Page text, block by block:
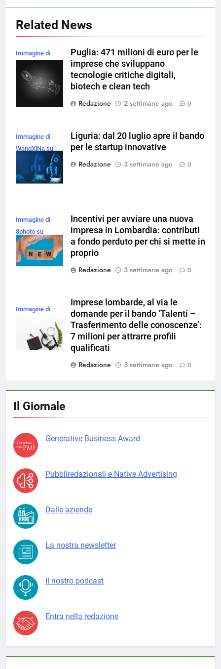
Related News
Immagine di
Magnific
Puglia: 471 milioni di euro per le
imprese che sviluppano
tecnologie critiche digitali,
biotech e clean tech
Redazione
2 settimane ago 0
Immagine di
WangXiNa su
Magnific
Liguria: dal 20 luglio apre il bando
per le startup innovative
Redazione
3 settimane ago 0
Immagine di
8photo su
Magnific
Incentivi per avviare una nuova
impresa in Lombardia: contributi
a fondo perduto per chi si mette in
proprio
Redazione
3 settimane ago 0
Immagine di
Imprese lombarde, al via le
domande per il bando ‘Talenti –
Trasferimento delle conoscenze’:
7 milioni per attrarre profili
qualificati
Redazione
3 settimane ago 0
Il Giornale
Generative Business Award
Pubbliredazionali e Native Advertising
Dalle aziende
La nostra newsletter
Il nostro podcast
Entra nella redazione